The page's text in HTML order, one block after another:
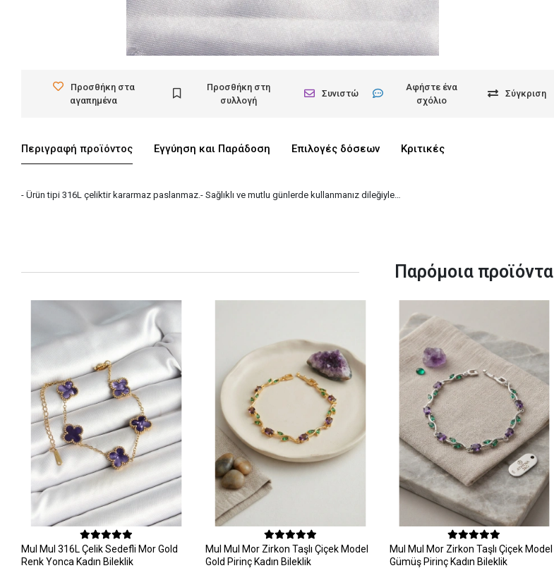
Προσθήκη στα
αγαπημένα
Προσθήκη στη
συλλογή
Συνιστώ
Αφήστε ένα
σχόλιο
Σύγκριση
Περιγραφή προϊόντος Εγγύηση και Παράδοση Επιλογές δόσεων Κριτικές
- Ürün tipi 316L çeliktir kararmaz paslanmaz.- Sağlıklı ve mutlu günlerde kullanmanız dileğiyle…
Παρόμοια προϊόντα
MuI MuI 316L Çelik Sedefli Mor Gold
Renk Yonca Kadın Bileklik
MuI MuI Mor Zirkon Taşlı Çiçek Model
Gold Pirinç Kadın Bileklik
MuI MuI Mor Zirkon Taşlı Çiçek Model
Gümüş Pirinç Kadın Bileklik